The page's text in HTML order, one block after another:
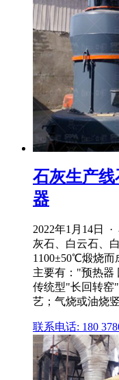
石灰生产
器
2022年1月14日
灰石、白云石、
1100±50℃煅烧而
主要有："预热器
传统型"长回转窑
艺；气烧或油烧
联系电话: 180